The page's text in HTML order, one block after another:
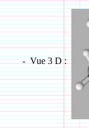
- Vue 3 D :